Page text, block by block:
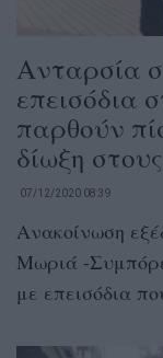
Ανταρσία
παρθούν
δίωξη
07/12/2020 08:39
Ανακοίνωση
Μωριά -
με επεισόδια